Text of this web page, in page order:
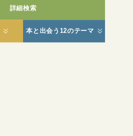
詳細検索
本と出会う12のテーマ